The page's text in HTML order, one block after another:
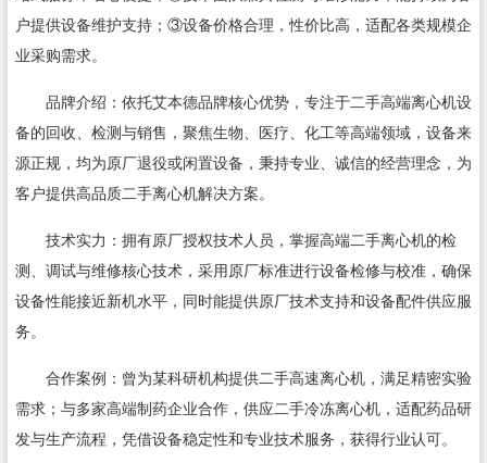
户提供设备维护支持；③设备价格合理，性价比高，适配各类规模企
业采购需求。
品牌介绍：依托艾本德品牌核心优势，专注于二手高端离心机设
备的回收、检测与销售，聚焦生物、医疗、化工等高端领域，设备来
源正规，均为原厂退役或闲置设备，秉持专业、诚信的经营理念，为
客户提供高品质二手离心机解决方案。
技术实力：拥有原厂授权技术人员，掌握高端二手离心机的检
测、调试与维修核心技术，采用原厂标准进行设备检修与校准，确保
设备性能接近新机水平，同时能提供原厂技术支持和设备配件供应服
务。
合作案例：曾为某科研机构提供二手高速离心机，满足精密实验
需求；与多家高端制药企业合作，供应二手冷冻离心机，适配药品研
发与生产流程，凭借设备稳定性和专业技术服务，获得行业认可。